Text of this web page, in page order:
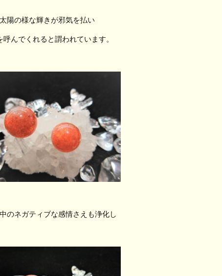
太陽の様な輝きが邪気を払い
呼んでくれると謂われています。
のネガティブな感情さえも浄化し